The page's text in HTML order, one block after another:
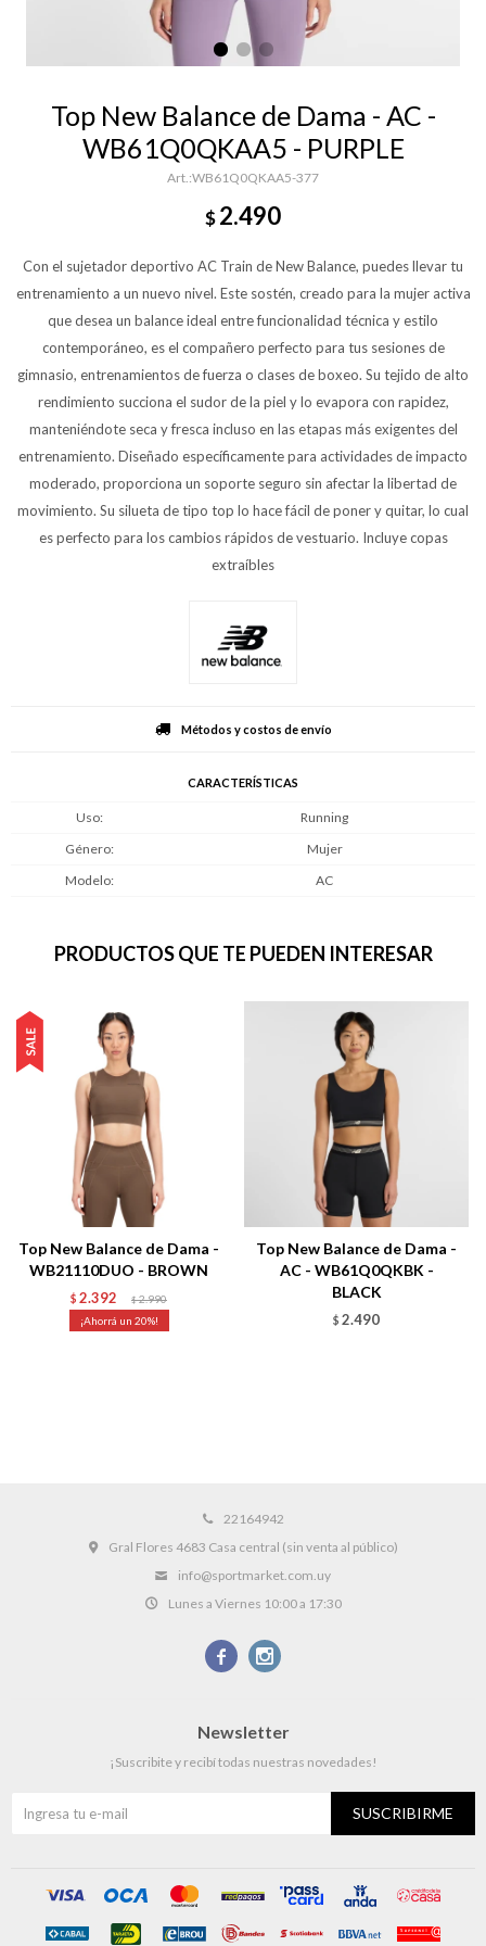
Top New Balance de Dama - AC -
WB61Q0QKAA5 - PURPLE
WB61Q0QKAA5-377
$2.490
Con el sujetador deportivo AC Train de New Balance, puedes llevar tu
entrenamiento a un nuevo nivel. Este sostén, creado para la mujer activa
que desea un balance ideal entre funcionalidad técnica y estilo
contemporáneo, es el compañero perfecto para tus sesiones de
gimnasio, entrenamientos de fuerza o clases de boxeo. Su tejido de alto
rendimiento succiona el sudor de la piel y lo evapora con rapidez,
manteniéndote seca y fresca incluso en las etapas más exigentes del
entrenamiento. Diseñado específicamente para actividades de impacto
moderado, proporciona un soporte seguro sin afectar la libertad de
movimiento. Su silueta de tipo top lo hace fácil de poner y quitar, lo cual
es perfecto para los cambios rápidos de vestuario. Incluye copas
extraíbles
Métodos y costos de envío
CARACTERÍSTICAS
Uso
Running
Género
Mujer
Modelo
AC
PRODUCTOS QUE TE PUEDEN INTERESAR
Top New Balance de Dama -
WB21110DUO - BROWN
$ 2.392 $ 2.990
20
Top New Balance de Dama -
AC - WB61Q0QKBK -
BLACK
$ 2.490
22164942
Gral Flores 4683 Casa central (sin venta al público)
info@sportmarket.com.uy
Lunes a Viernes 10:00 a 17:30
 
Newsletter
¡Suscribite y recibí todas nuestras novedades!
SUSCRIBIRME